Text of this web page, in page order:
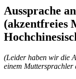
Aussprache
(akzentfreies
(Leider haben wir die
einem